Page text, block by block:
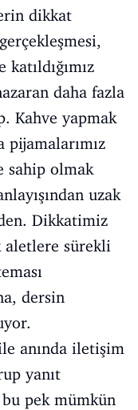
dikkat
daha fazla
Kahve yapmak
sahip olmak
uzak
Dikkatimiz
aletlere sürekli
dersin
anında iletişim
yanıt
pek mümkün